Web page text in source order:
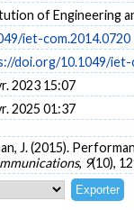
of Engineering
iet-com.2014.0720
doi.org/10.1049/iet-
2023 15:07
2025 01:37
J. (2015).
, 9(10),